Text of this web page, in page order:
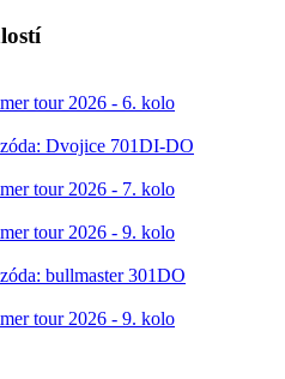
tour 2026 - 6. kolo
Dvojice 701DI-DO
tour 2026 - 7. kolo
tour 2026 - 9. kolo
bullmaster 301DO
tour 2026 - 9. kolo